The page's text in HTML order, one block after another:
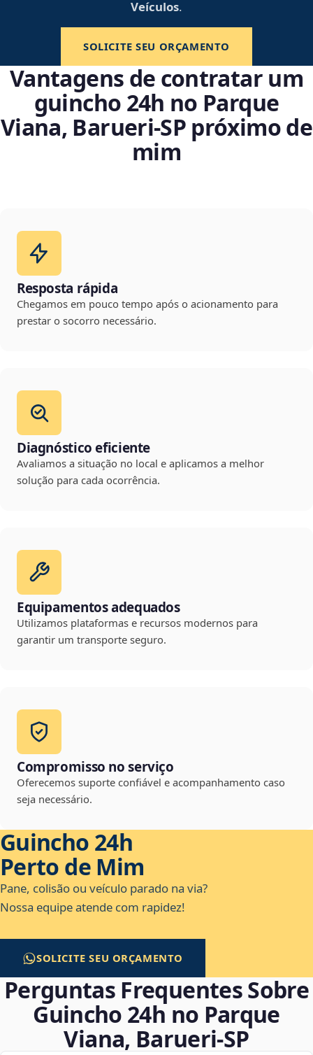
Veículos.
SOLICITE SEU ORÇAMENTO
Vantagens de contratar um
guincho 24h no Parque
Viana, Barueri‑SP próximo de
mim
Resposta rápida
Chegamos em pouco tempo após o acionamento para
prestar o socorro necessário.
Diagnóstico eficiente
Avaliamos a situação no local e aplicamos a melhor
solução para cada ocorrência.
Equipamentos adequados
Utilizamos plataformas e recursos modernos para
garantir um transporte seguro.
Compromisso no serviço
Oferecemos suporte confiável e acompanhamento caso
seja necessário.
Guincho 24h
Perto de Mim
Pane, colisão ou veículo parado na via?
Nossa equipe atende com rapidez!
SOLICITE SEU ORÇAMENTO
Perguntas Frequentes Sobre
Guincho 24h no Parque
Viana, Barueri‑SP